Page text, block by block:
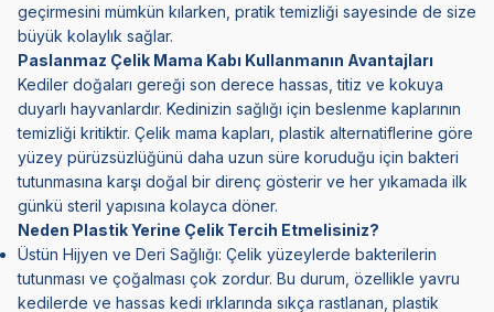
geçirmesini mümkün kılarken, pratik temizliği sayesinde de size
büyük kolaylık sağlar.
Paslanmaz Çelik Mama Kabı Kullanmanın Avantajları
Kediler doğaları gereği son derece hassas, titiz ve kokuya
duyarlı hayvanlardır. Kedinizin sağlığı için beslenme kaplarının
temizliği kritiktir. Çelik mama kapları, plastik alternatiflerine göre
yüzey pürüzsüzlüğünü daha uzun süre koruduğu için bakteri
tutunmasına karşı doğal bir direnç gösterir ve her yıkamada ilk
günkü steril yapısına kolayca döner.
Neden Plastik Yerine Çelik Tercih Etmelisiniz?
Üstün Hijyen ve Deri Sağlığı: Çelik yüzeylerde bakterilerin
tutunması ve çoğalması çok zordur. Bu durum, özellikle yavru
kedilerde ve hassas kedi ırklarında sıkça rastlanan, plastik